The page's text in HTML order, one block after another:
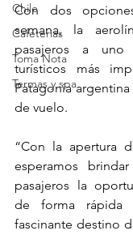
Chile
Cafeterias
Toma Nota
Termas y spa
Con dos
semana, la
pasajeros a
turísticos más
Patagonia
de vuelo.
“Con la apertura
esperamos
pasajeros la
de forma
fascinante destino